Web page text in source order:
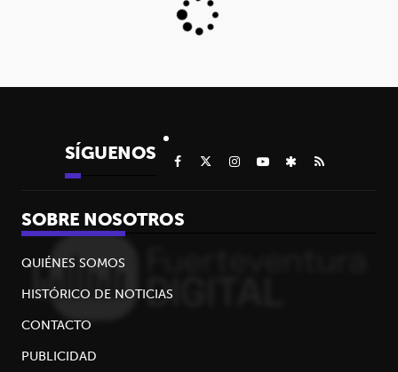
SÍGUENOS
SOBRE NOSOTROS
QUIÉNES SOMOS
HISTÓRICO DE NOTICIAS
CONTACTO
PUBLICIDAD